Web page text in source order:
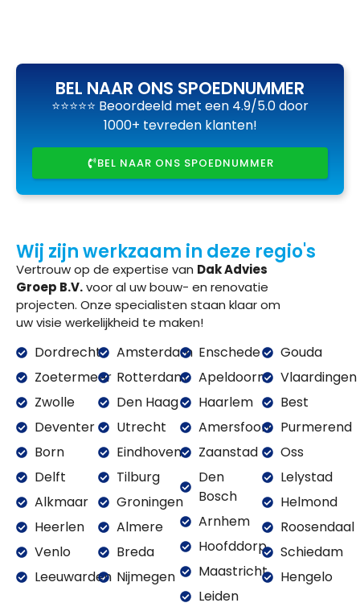
BEL NAAR ONS SPOEDNUMMER
⭐⭐⭐⭐⭐ Beoordeeld met een 4.9/5.0 door
1000+ tevreden klanten!
BEL NAAR ONS SPOEDNUMMER
Wij zijn werkzaam in deze regio's
Vertrouw op de expertise van Dak Advies
Groep B.V.voor al uw bouw- en renovatie
projecten. Onze specialisten staan klaar om
uw visie werkelijkheid te maken!
Dordrecht
Zoetermeer
Zwolle
Deventer
Born
Delft
Alkmaar
Heerlen
Venlo
Leeuwarden
Amsterdam
Rotterdam
Den Haag
Utrecht
Eindhoven
Tilburg
Groningen
Almere
Breda
Nijmegen
Enschede
Apeldoorn
Haarlem
Amersfoort
Zaanstad
Den
Bosch
Arnhem
Hoofddorp
Maastricht
Leiden
Gouda
Vlaardingen
Best
Purmerend
Oss
Lelystad
Helmond
Roosendaal
Schiedam
Hengelo